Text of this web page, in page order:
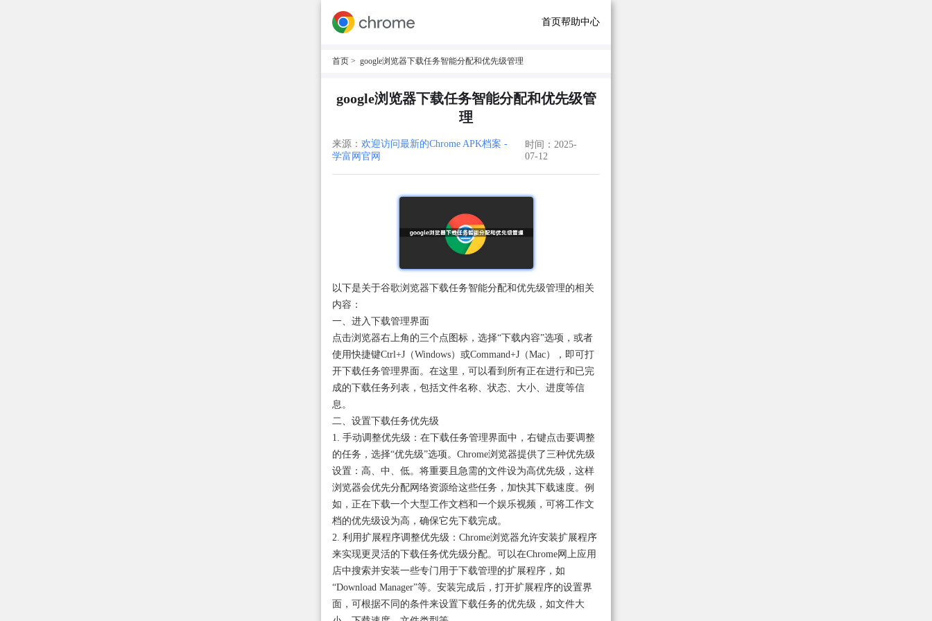
首页帮助中心
首页 > google浏览器下载任务智能分配和优先级管理
google浏览器下载任务智能分配和优先级管
理
来源： 欢迎访问最新的Chrome APK档案 -
学富网官网
时间：2025-
07-12
以下是关于谷歌浏览器下载任务智能分配和优先级管理的相关
内容：
一、进入下载管理界面
点击浏览器右上角的三个点图标，选择“下载内容”选项，或者
使用快捷键Ctrl+J（Windows）或Command+J（Mac），即可打
开下载任务管理界面。在这里，可以看到所有正在进行和已完
成的下载任务列表，包括文件名称、状态、大小、进度等信
息。
二、设置下载任务优先级
1. 手动调整优先级：在下载任务管理界面中，右键点击要调整
的任务，选择“优先级”选项。Chrome浏览器提供了三种优先级
设置：高、中、低。将重要且急需的文件设为高优先级，这样
浏览器会优先分配网络资源给这些任务，加快其下载速度。例
如，正在下载一个大型工作文档和一个娱乐视频，可将工作文
档的优先级设为高，确保它先下载完成。
2. 利用扩展程序调整优先级：Chrome浏览器允许安装扩展程序
来实现更灵活的下载任务优先级分配。可以在Chrome网上应用
店中搜索并安装一些专门用于下载管理的扩展程序，如
“Download Manager”等。安装完成后，打开扩展程序的设置界
面，可根据不同的条件来设置下载任务的优先级，如文件大